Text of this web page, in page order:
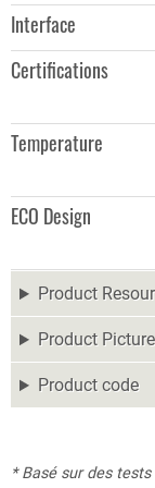
Interface
Certifications
Temperature
ECO Design
Product
Product
Product code
* Basé sur des